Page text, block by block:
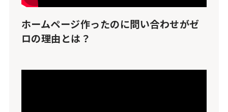
ホームページ作ったのに問い合わせがゼ
ロの理由とは？